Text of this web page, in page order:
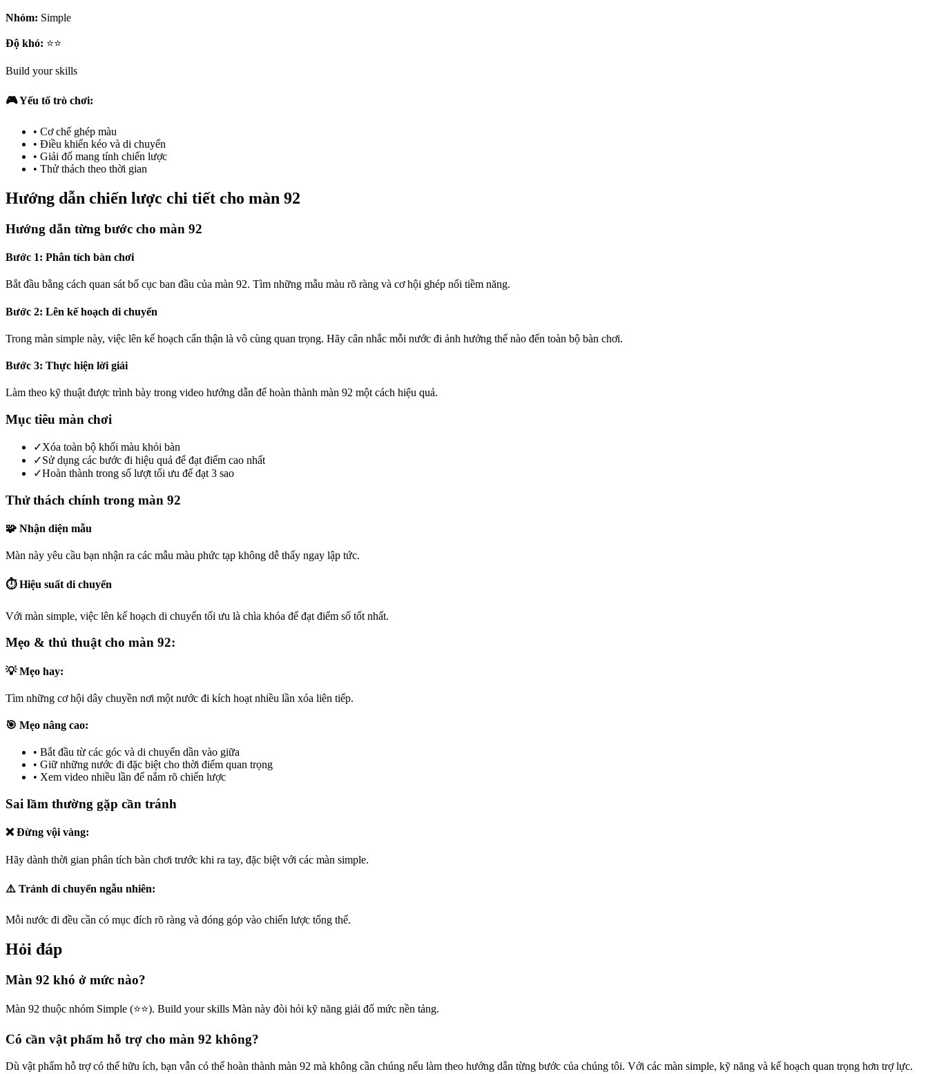
Nhóm: Simple
Độ khó: ⭐⭐
Build your skills
🎮 Yếu tố trò chơi:
• Cơ chế ghép màu
• Điều khiển kéo và di chuyển
• Giải đố mang tính chiến lược
• Thử thách theo thời gian
Hướng dẫn chiến lược chi tiết cho màn 92
Hướng dẫn từng bước cho màn 92
Bước 1: Phân tích bàn chơi
Bắt đầu bằng cách quan sát bố cục ban đầu của màn 92. Tìm những mẫu màu rõ ràng và cơ hội ghép nối tiềm năng.
Bước 2: Lên kế hoạch di chuyển
Trong màn simple này, việc lên kế hoạch cẩn thận là vô cùng quan trọng. Hãy cân nhắc mỗi nước đi ảnh hưởng thế nào đến toàn bộ bàn chơi.
Bước 3: Thực hiện lời giải
Làm theo kỹ thuật được trình bày trong video hướng dẫn để hoàn thành màn 92 một cách hiệu quả.
Mục tiêu màn chơi
✓Xóa toàn bộ khối màu khỏi bàn
✓Sử dụng các bước đi hiệu quả để đạt điểm cao nhất
✓Hoàn thành trong số lượt tối ưu để đạt 3 sao
Thử thách chính trong màn 92
🧩 Nhận diện mẫu
Màn này yêu cầu bạn nhận ra các mẫu màu phức tạp không dễ thấy ngay lập tức.
⏱️ Hiệu suất di chuyển
Với màn simple, việc lên kế hoạch di chuyển tối ưu là chìa khóa để đạt điểm số tốt nhất.
Mẹo & thủ thuật cho màn 92:
💡 Mẹo hay:
Tìm những cơ hội dây chuyền nơi một nước đi kích hoạt nhiều lần xóa liên tiếp.
🎯 Mẹo nâng cao:
• Bắt đầu từ các góc và di chuyển dần vào giữa
• Giữ những nước đi đặc biệt cho thời điểm quan trọng
• Xem video nhiều lần để nắm rõ chiến lược
Sai lầm thường gặp cần tránh
❌ Đừng vội vàng:
Hãy dành thời gian phân tích bàn chơi trước khi ra tay, đặc biệt với các màn simple.
⚠️ Tránh di chuyển ngẫu nhiên:
Mỗi nước đi đều cần có mục đích rõ ràng và đóng góp vào chiến lược tổng thể.
Hỏi đáp
Màn 92 khó ở mức nào?
Màn 92 thuộc nhóm Simple (⭐⭐). Build your skills Màn này đòi hỏi kỹ năng giải đố mức nền tảng.
Có cần vật phẩm hỗ trợ cho màn 92 không?
Dù vật phẩm hỗ trợ có thể hữu ích, bạn vẫn có thể hoàn thành màn 92 mà không cần chúng nếu làm theo hướng dẫn từng bước của chúng tôi. Với các màn simple, kỹ năng và kế hoạch quan trọng hơn trợ lực.